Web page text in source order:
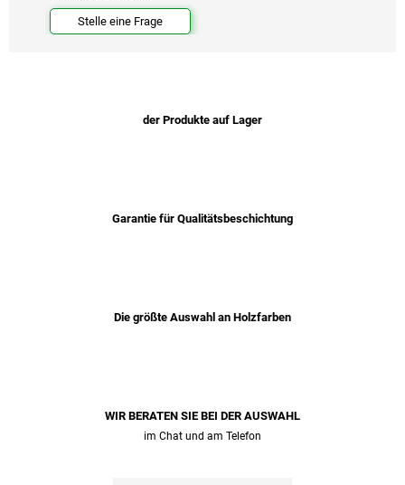
Stelle eine Frage
der Produkte auf Lager
Garantie für Qualitätsbeschichtung
Die größte Auswahl an Holzfarben
WIR BERATEN SIE BEI ​​DER AUSWAHL
im Chat und am Telefon